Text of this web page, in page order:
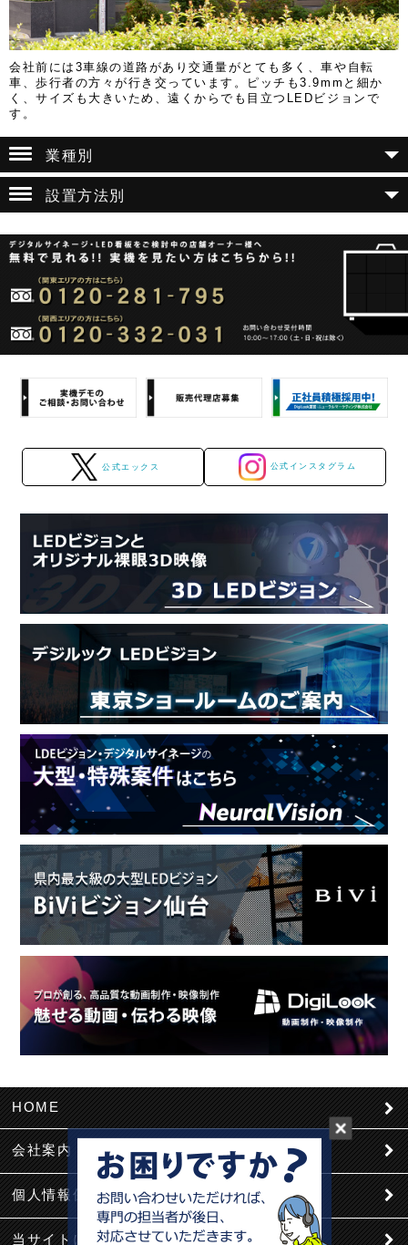
会社前には3車線の道路があり交通量がとても多く、車や自転
車、歩行者の方々が行き交っています。ピッチも3.9mmと細か
く、サイズも大きいため、遠くからでも目立つLEDビジョンで
す。
業種別
設置方法別
公式エックス 公式インスタグラム
HOME
会社案内
個人情報保護
当サイトについて